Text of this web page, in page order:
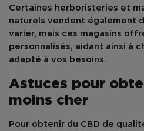
Certaines herboristeries et
naturels vendent également
varier, mais ces magasins
personnalisés, aidant ainsi à
adapté à vos besoins.
Astuces pour
moins cher
Pour obtenir du CBD de